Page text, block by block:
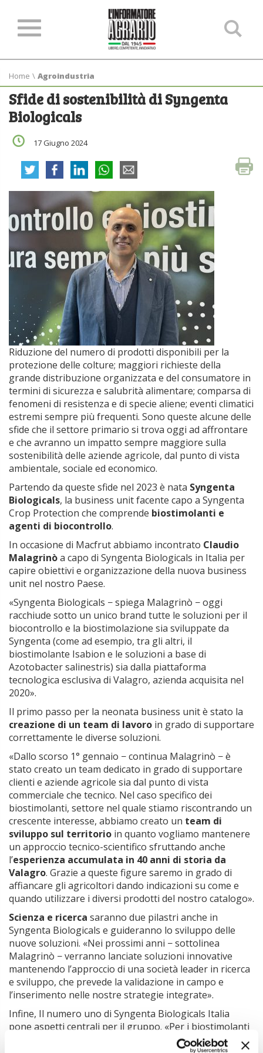
Home \ Agroindustria
Sfide di sostenibilità di Syngenta
Biologicals
17 Giugno 2024
Riduzione del numero di prodotti disponibili per la
protezione delle colture; maggiori richieste della
grande distribuzione organizzata e del consumatore in
termini di sicurezza e salubrità alimentare; comparsa di
fenomeni di resistenza e di specie aliene; eventi climatici
estremi sempre più frequenti. Sono queste alcune delle
sfide che il settore primario si trova oggi ad affrontare
e che avranno un impatto sempre maggiore sulla
sostenibilità delle aziende agricole, dal punto di vista
ambientale, sociale ed economico.
Partendo da queste sfide nel 2023 è nata Syngenta
Biologicals, la business unit facente capo a Syngenta
Crop Protection che comprende biostimolanti e
agenti di biocontrollo.
In occasione di Macfrut abbiamo incontrato Claudio
Malagrinòa capo di Syngenta Biologicals in Italia per
capire obiettivi e organizzazione della nuova business
unit nel nostro Paese.
«Syngenta Biologicals − spiega Malagrinò − oggi
racchiude sotto un unico brand tutte le soluzioni per il
biocontrollo e la biostimolazione sia sviluppate da
Syngenta (come ad esempio, tra gli altri, il
biostimolante Isabion e le soluzioni a base di
Azotobacter salinestris) sia dalla piattaforma
tecnologica esclusiva di Valagro, azienda acquisita nel
2020».
Il primo passo per la neonata business unit è stato la
creazione di un team di lavoro in grado di supportare
correttamente le diverse soluzioni.
«Dallo scorso 1° gennaio − continua Malagrinò − è
stato creato un team dedicato in grado di supportare
clienti e aziende agricole sia dal punto di vista
commerciale che tecnico. Nel caso specifico dei
biostimolanti, settore nel quale stiamo riscontrando un
crescente interesse, abbiamo creato un team di
sviluppo sul territorio in quanto vogliamo mantenere
un approccio tecnico-scientifico sfruttando anche
l’esperienza accumulata in 40 anni di storia da
Valagro. Grazie a queste figure saremo in grado di
affiancare gli agricoltori dando indicazioni su come e
quando utilizzare i diversi prodotti del nostro catalogo».
Scienza e ricerca saranno due pilastri anche in
Syngenta Biologicals e guideranno lo sviluppo delle
nuove soluzioni. «Nei prossimi anni − sottolinea
Malagrinò − verranno lanciate soluzioni innovative
mantenendo l’approccio di una società leader in ricerca
e sviluppo, che prevede la validazione in campo e
l’inserimento nelle nostre strategie integrate».
Infine, Il numero uno di Syngenta Biologicals Italia
pone aspetti centrali per il gruppo. «Per i biostimolanti
− sottolinea Malagrinò − stiamo procedendo con la